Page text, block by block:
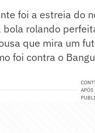
foi a estreia do
bola rolando
que mira um
foi contra o
APÓS